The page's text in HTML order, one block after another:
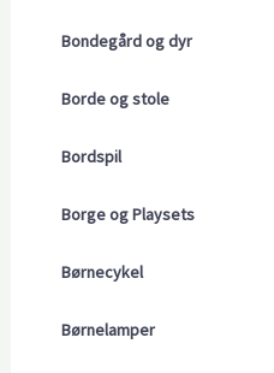
Bondegård og dyr
Borde og stole
Bordspil
Borge og Playsets
Børnecykel
Børnelamper